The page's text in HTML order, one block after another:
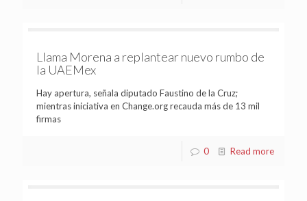
Llama Morena a replantear nuevo rumbo de
la UAEMex
Hay apertura, señala diputado Faustino de la Cruz;
mientras iniciativa en Change.org recauda más de 13 mil
firmas
0 Read more